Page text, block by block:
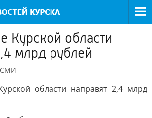
Курской области
млрд рублей
СМИ